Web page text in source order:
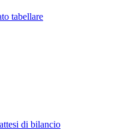
tabellare
di bilancio